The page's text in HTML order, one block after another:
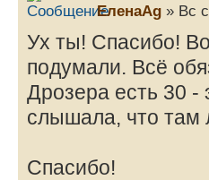
ЕленаAg » Вс
Ух ты! Спасибо!
подумали. Всё
Дрозера есть 30 -
слышала, что там
Спасибо!